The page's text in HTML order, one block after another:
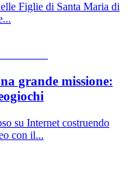
Figlie di Santa Maria di
grande missione:
su Internet costruendo
con il...